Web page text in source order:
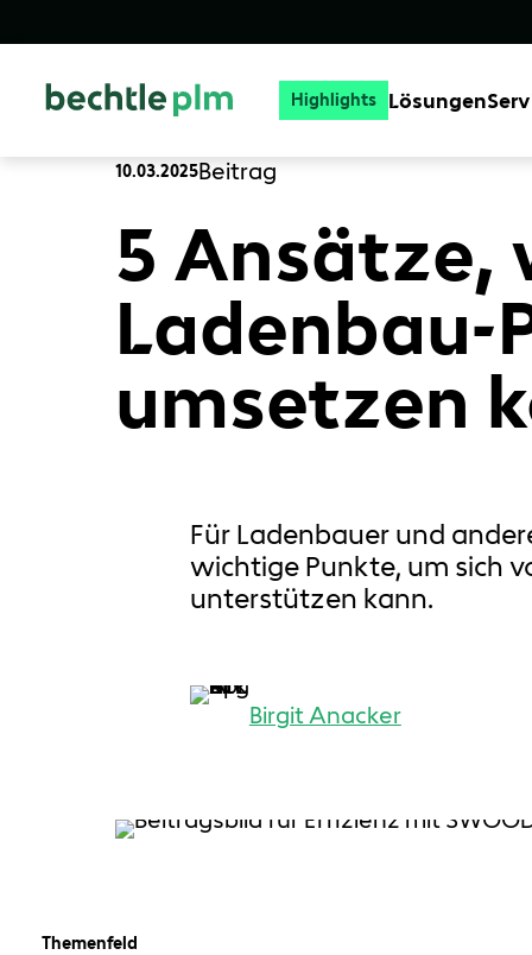
Highlights Lösungen
10.03.2025Beitrag
5 Ansätze,
umsetzen
Für Ladenbauer und
wichtige Punkte, um sich
unterstützen kann.
Birgit Anacker
Themenfeld